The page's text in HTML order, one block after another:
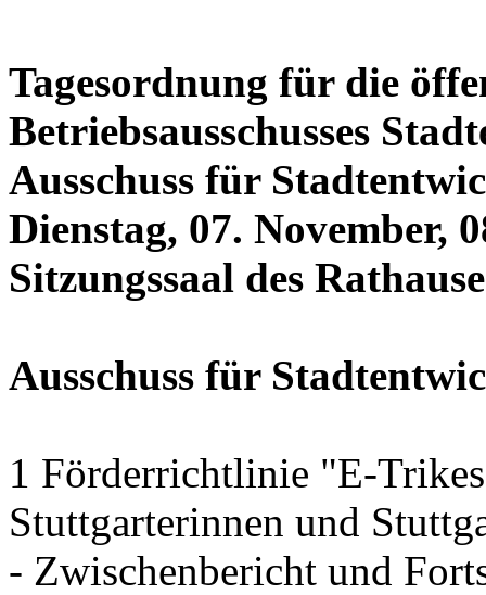
Tagesordnung für die
Betriebsausschusses
Ausschuss für
Dienstag, 07. November,
Sitzungssaal des
Ausschuss für
1 Förderrichtlinie "E-
Stuttgarterinnen und
- Zwischenbericht und